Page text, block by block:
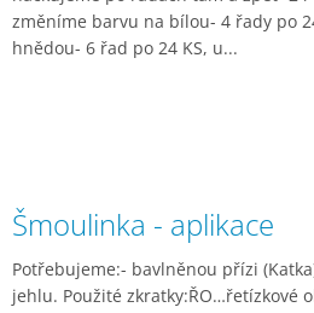
změníme barvu na bílou- 4 řady po
hnědou- 6 řad po 24 KS, u...
Šmoulinka - aplikace
Potřebujeme:- bavlněnou přízi
jehlu. Použité zkratky:ŘO…řetízkové